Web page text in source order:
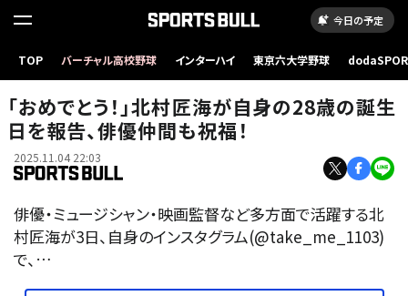
今日の予定
TOP バーチャル高校野球 インターハイ 東京六大学野球
「おめでとう！」北村匠海が自身の28歳の誕生
日を報告、俳優仲間も祝福！
2025.11.04 22:03
俳優・ミュージシャン・映画監督など多方面で活躍する北
村匠海が3日、自身のインスタグラム(@take_me_1103)
で、…